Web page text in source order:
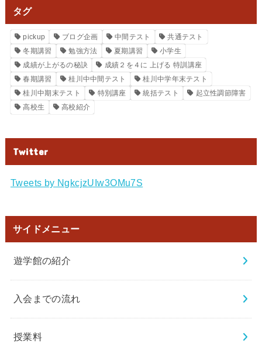
タグ
pickup ブログ企画 中間テスト
共通テスト
冬期講習
勉強方法 夏期講習
小学生
成績が上がるの秘訣
成績２を４に 上げる 特訓講座
春期講習
桂川中中間テスト
桂川中学年末テスト
桂川中期末テスト
特別講座 統括テスト
起立性調節障害
高校生
高校紹介
Twitter
Tweets by NgkcjzUIw3OMu7S
サイドメニュー
遊学館の紹介
入会までの流れ
授業料